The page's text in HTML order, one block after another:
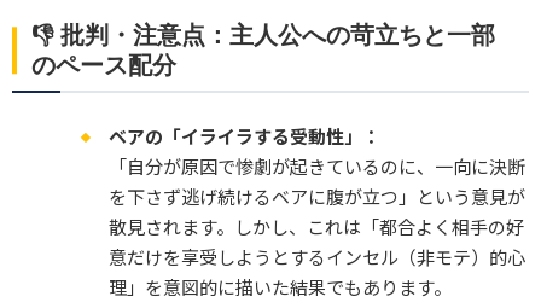
👎 批判・注意点：主人公への苛立ちと一部
のペース配分
ベアの「イライラする受動性」：
「自分が原因で惨劇が起きているのに、一向に決断
を下さず逃げ続けるベアに腹が立つ」という意見が
散見されます。しかし、これは「都合よく相手の好
意だけを享受しようとするインセル（非モテ）的心
理」を意図的に描いた結果でもあります。